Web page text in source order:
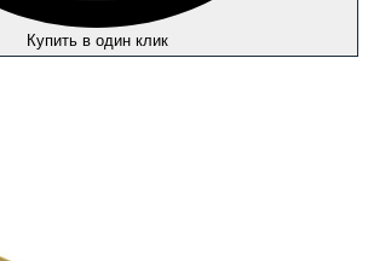
Купить в один клик